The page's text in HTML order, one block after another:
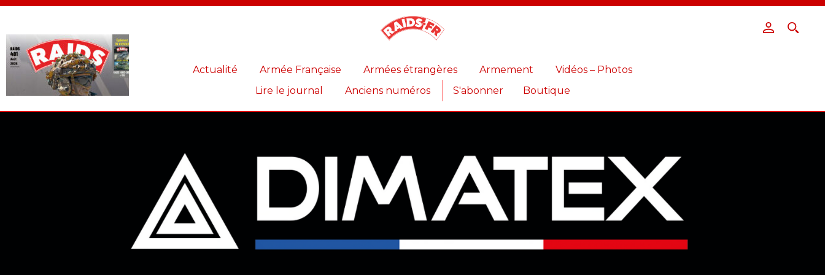
Actualité Armée Française Armées étrangères Armement
Vidéos – Photos
Lire le journal
Anciens numéros S'abonner Boutique
Panneau de gestion des cookies